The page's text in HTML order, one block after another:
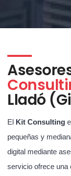
Lladó
El Kit Consulting
pequeñas y
digital mediante
servicio ofrece una